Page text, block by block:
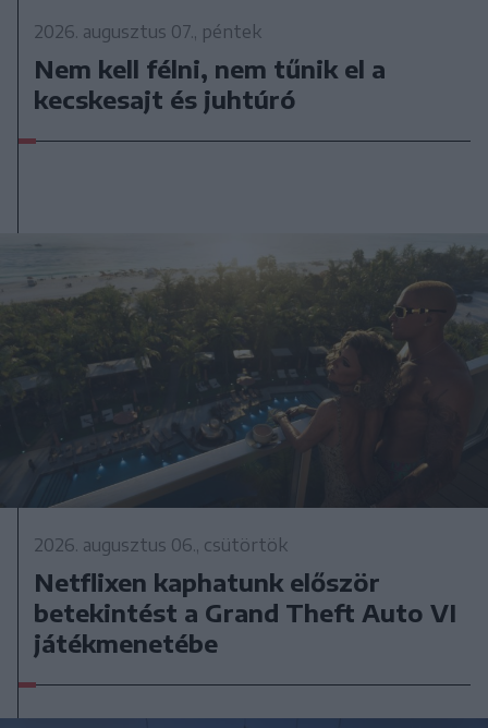
2026. augusztus 07., péntek
Nem kell félni, nem tűnik el a
kecskesajt és juhtúró
2026. augusztus 06., csütörtök
Netflixen kaphatunk először
betekintést a Grand Theft Auto VI
játékmenetébe